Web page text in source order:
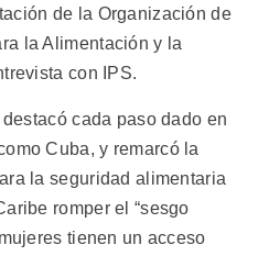
de la Organización de
la Alimentación y la
con IPS.
cada paso dado en
Cuba, y remarcó la
la seguridad alimentaria
romper el “sesgo
tienen un acceso